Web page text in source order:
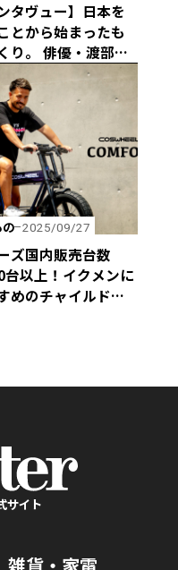
タヴュー】日本を
とから始まったも
り。 俳優・渡部豪
プロジェクト
」
2025/09/27
ズ国内販売台数
以上！イクメンに
めのチャイルド
サイト
雑貨・家電